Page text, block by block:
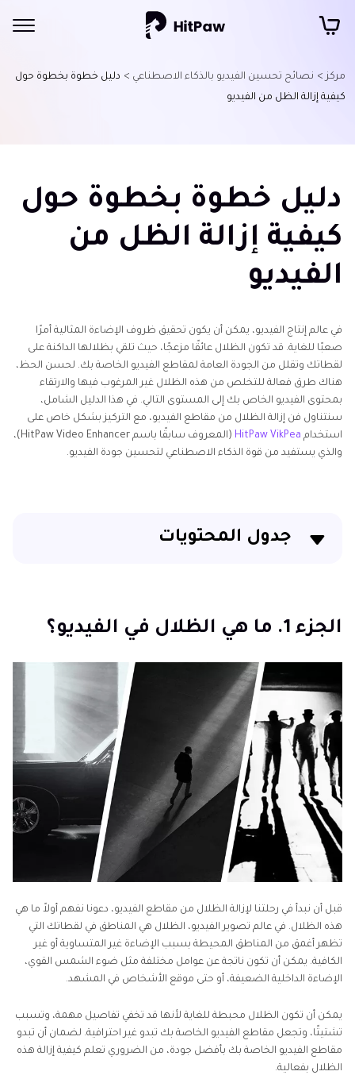
مركز > نصائح تحسين الفيديو بالذكاء الاصطناعي > دليل خطوة بخطوة حول
كيفية إزالة الظل من الفيديو
دليل خطوة بخطوة حول
كيفية إزالة الظل من
الفيديو
في عالم إنتاج الفيديو، يمكن أن يكون تحقيق ظروف الإضاءة المثالية أمرًا
صعبًا للغاية. قد تكون الظلال عائقًا مزعجًا، حيث تلقي بظلالها الداكنة على
لقطاتك وتقلل من الجودة العامة لمقاطع الفيديو الخاصة بك. لحسن الحظ،
هناك طرق فعالة للتخلص من هذه الظلال غير المرغوب فيها والارتقاء
بمحتوى الفيديو الخاص بك إلى المستوى التالي. في هذا الدليل الشامل،
سنتناول فن إزالة الظلال من مقاطع الفيديو، مع التركيز بشكل خاص على
استخدام HitPaw VikPea
(المعروف سابقًا باسم HitPaw Video Enhancer)،
والذي يستفيد من قوة الذكاء الاصطناعي لتحسين جودة الفيديو.
جدول المحتويات
الجزء 2. كيفية إزالة الظلال من الفيديو باستخدام Premiere
Pro
الجزء 3. كيفية إزالة الظلال من الفيديو باستخدام معزز جودة
الفيديو بالذكاء الاصطناعي
الجزء 4. الأسئلة الشائعة حول كيفية إزالة الظلال من
الفيديو
الجزء 1. ما هي الظلال في الفيديو؟
قبل أن نبدأ في رحلتنا لإزالة الظلال من مقاطع الفيديو، دعونا نفهم أولاً ما هي
هذه الظلال. في عالم تصوير الفيديو، الظلال هي المناطق في لقطاتك التي
تظهر أغمق من المناطق المحيطة بسبب الإضاءة غير المتساوية أو غير
الكافية. يمكن أن تكون ناتجة عن عوامل مختلفة مثل ضوء الشمس القوي،
الإضاءة الداخلية الضعيفة، أو حتى موقع الأشخاص في المشهد.
يمكن أن تكون الظلال محبطة للغاية لأنها قد تخفي تفاصيل مهمة، وتسبب
تشتيتًا، وتجعل مقاطع الفيديو الخاصة بك تبدو غير احترافية. لضمان أن تبدو
مقاطع الفيديو الخاصة بك بأفضل جودة، من الضروري تعلم كيفية إزالة هذه
الظلال بفعالية.